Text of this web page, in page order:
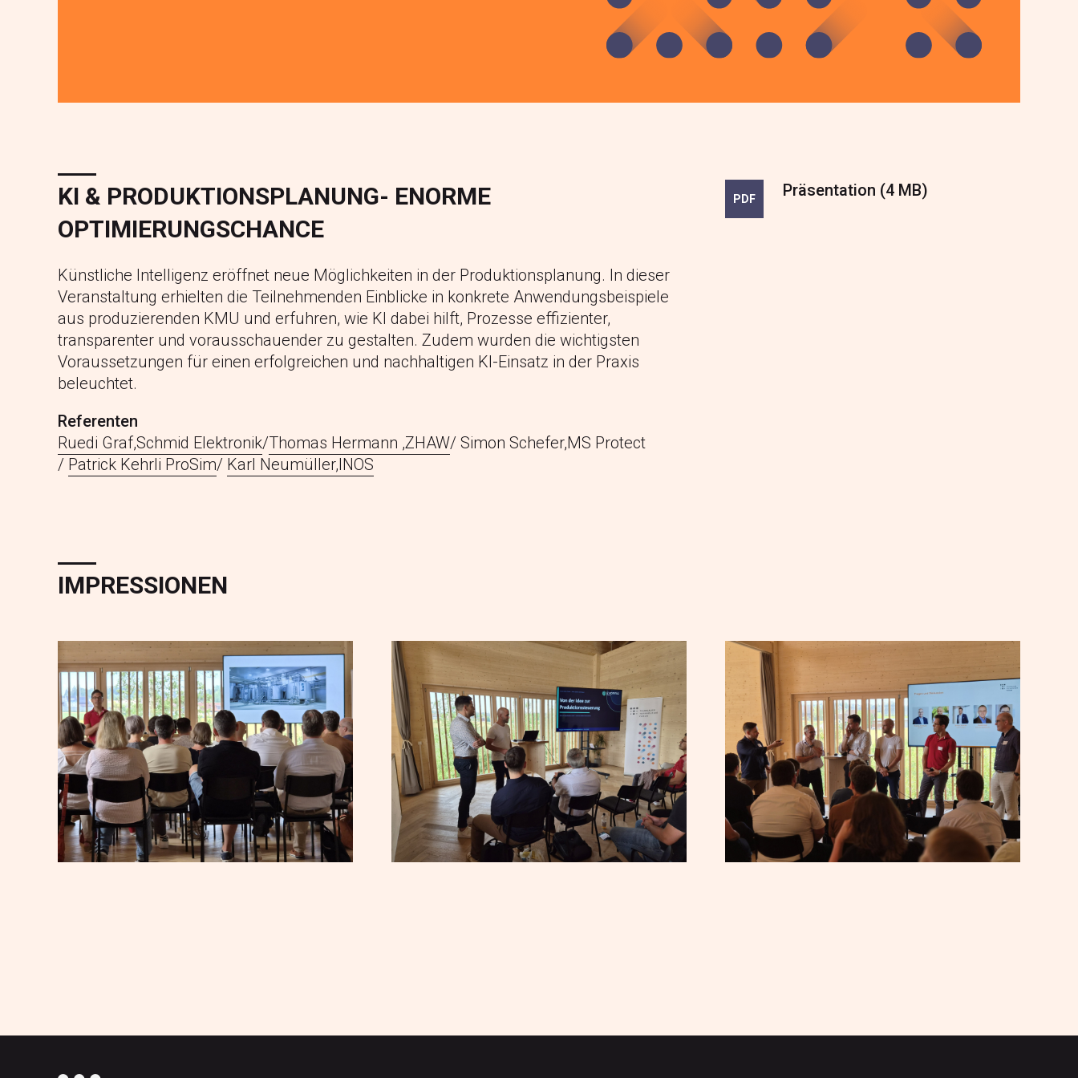
KI & PRODUKTIONSPLANUNG- ENORME
OPTIMIERUNGSCHANCE
Künstliche Intelligenz eröffnet neue Möglichkeiten in der Produktionsplanung. In dieser
Veranstaltung erhielten die Teilnehmenden Einblicke in konkrete Anwendungsbeispiele
aus produzierenden KMU und erfuhren, wie KI dabei hilft, Prozesse effizienter,
transparenter und vorausschauender zu gestalten. Zudem wurden die wichtigsten
Voraussetzungen für einen erfolgreichen und nachhaltigen KI-Einsatz in der Praxis
beleuchtet.
Referenten
Ruedi Graf,Schmid Elektronik/Thomas Hermann ,ZHAW/ Simon Schefer,MS Protect
/ Patrick Kehrli ProSim/ Karl Neumüller,INOS
PDF Präsentation (4 MB)
IMPRESSIONEN